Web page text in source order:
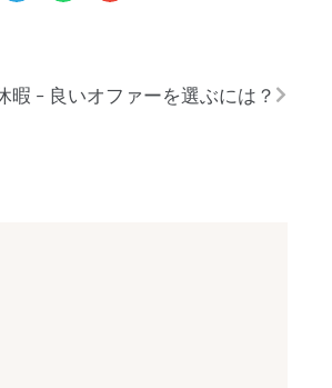
暇 - 良いオファーを選ぶには？